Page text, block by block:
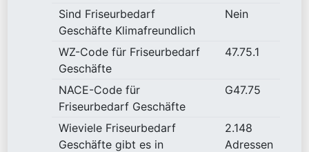
Sind Friseurbedarf
Geschäfte Klimafreundlich
Nein
WZ-Code für Friseurbedarf
Geschäfte
47.75.1
NACE-Code für
Friseurbedarf Geschäfte
G47.75
Wieviele Friseurbedarf
Geschäfte gibt es in
2.148
Adressen